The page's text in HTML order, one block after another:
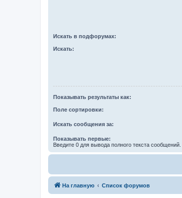
Искать в подфорумах:
Искать:
Показывать результаты как:
Поле сортировки:
Искать сообщения за:
Показывать первые:
Введите 0 для вывода полного текста сообщений.
На главную Список форумов